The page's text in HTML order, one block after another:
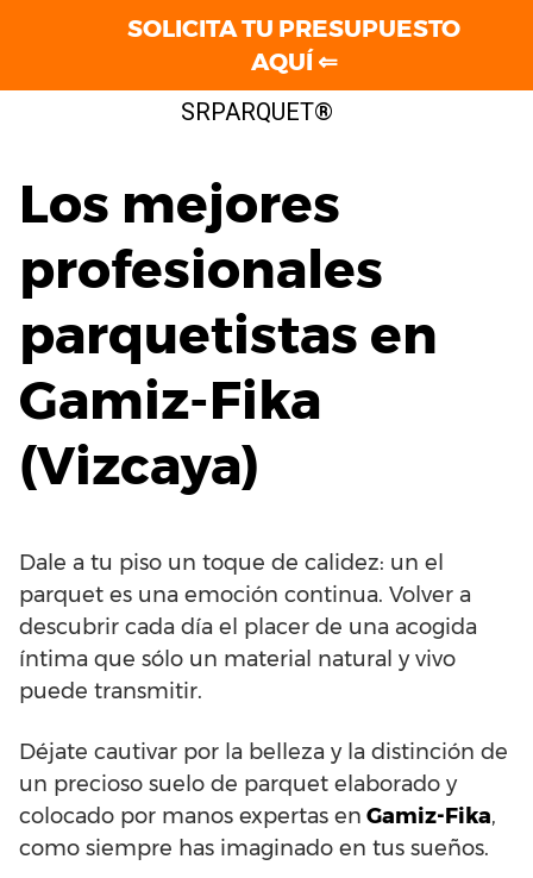
SRPARQUET®
Los mejores
profesionales
parquetistas en
Gamiz-Fika
(Vizcaya)
Dale a tu piso un toque de calidez: un el
parquet es una emoción continua. Volver a
descubrir cada día el placer de una acogida
íntima que sólo un material natural y vivo
puede transmitir.
Déjate cautivar por la belleza y la distinción de
un precioso suelo de parquet elaborado y
colocado por manos expertas en Gamiz-Fika,
como siempre has imaginado en tus sueños.
SOLICITA TU PRESUPUESTO
AQUÍ ⇐